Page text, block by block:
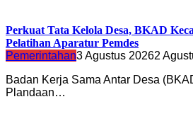
Perkuat Tata Kelola Desa, BKAD
Pelatihan Aparatur Pemdes
Pemerintahan3 Agustus 20262
Badan Kerja Sama Antar Desa
Plandaan…